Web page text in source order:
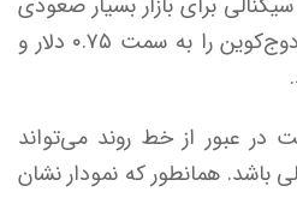
عمل خواهد کرد و قیمت دوج‌کوین را به سمت ۰.۷۵ دلار و
در عبور از خط روند می‌تواند
باشد. همانطور که نمودار نشان